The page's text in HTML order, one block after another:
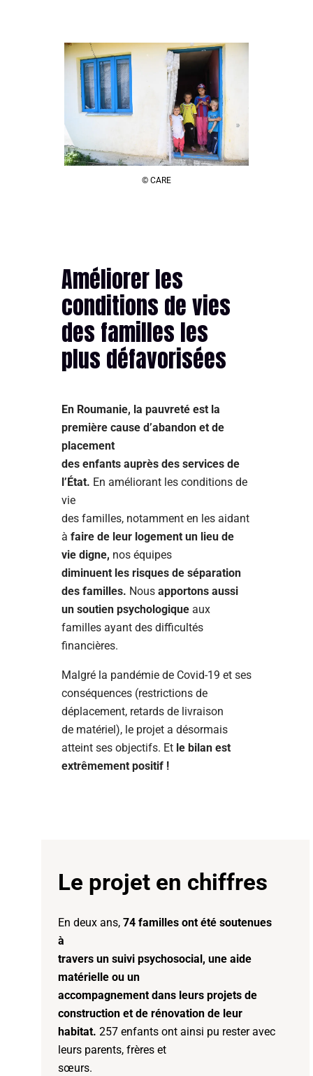
© CARE
Améliorer les
conditions de vies
des familles les
plus défavorisées
En Roumanie, la pauvreté est la
première cause d’abandon et de
placement
des enfants auprès des services de
l’État. En améliorant les conditions de
vie
des familles, notamment en les aidant
à faire de leur logement un lieu de
vie digne, nos équipes
diminuent les risques de séparation
des familles. Nous apportons aussi
un soutien psychologique aux
familles ayant des difficultés
financières.
Malgré la pandémie de Covid-19 et ses
conséquences (restrictions de
déplacement, retards de livraison
de matériel), le projet a désormais
atteint ses objectifs. Et le bilan est
extrêmement positif !
Le projet en chiffres
En deux ans, 74 familles ont été soutenues
à
travers un suivi psychosocial, une aide
matérielle ou un
accompagnement dans leurs projets de
construction et de rénovation de leur
habitat. 257 enfants ont ainsi pu rester avec
leurs parents, frères et
sœurs.